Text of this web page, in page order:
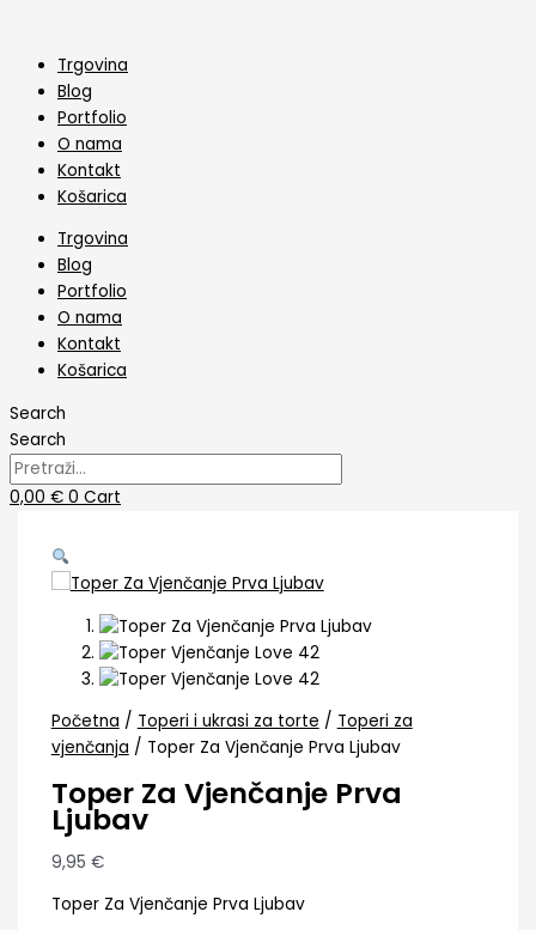
contentTrgovina
Blog
Portfolio
O nama
Kontakt
Košarica
Trgovina
Blog
Portfolio
O nama
Kontakt
Košarica
Search
Search
0,00 € 0 Cart
Početna / Toperi i ukrasi za torte / Toperi za
vjenčanja / Toper Za Vjenčanje Prva Ljubav
Toper Za Vjenčanje Prva
Ljubav
9,95 €
Toper Za Vjenčanje Prva Ljubav
Vjenčanje
Prva
Ljubav
količina